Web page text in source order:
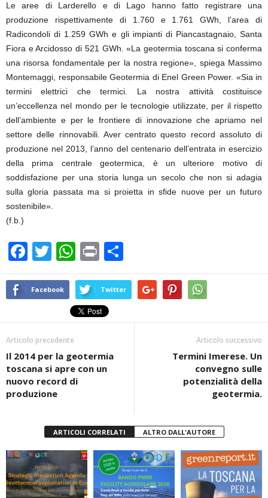
Le aree di Larderello e di Lago hanno fatto registrare una
produzione rispettivamente di 1.760 e 1.761 GWh, l’area di
Radicondoli di 1.259 GWh e gli impianti di Piancastagnaio, Santa
Fiora e Arcidosso di 521 GWh. «La geotermia toscana si conferma
una risorsa fondamentale per la nostra regione», spiega Massimo
Montemaggi, responsabile Geotermia di Enel Green Power. «Sia in
termini elettrici che termici. La nostra attività costituisce
un’eccellenza nel mondo per le tecnologie utilizzate, per il rispetto
dell’ambiente e per le frontiere di innovazione che apriamo nel
settore delle rinnovabili. Aver centrato questo record assoluto di
produzione nel 2013, l’anno del centenario dell’entrata in esercizio
della prima centrale geotermica, è un ulteriore motivo di
soddisfazione per una storia lunga un secolo che non si adagia
sulla gloria passata ma si proietta in sfide nuove per un futuro
sostenibile».
(f.b.)
F
a
c
b
o
o
k
T
wi
tt
W
h
at
s
A
p
Pr
in
t
o
n
vi
Facebook Twitter
Articolo precedente
Il 2014 per la geotermia
toscana si apre con un
nuovo record di
produzione
Articolo successivo
Termini Imerese. Un
convegno sulle
potenzialità della
geotermia.
ARTICOLI CORRELATI ALTRO DALL'AUTORE